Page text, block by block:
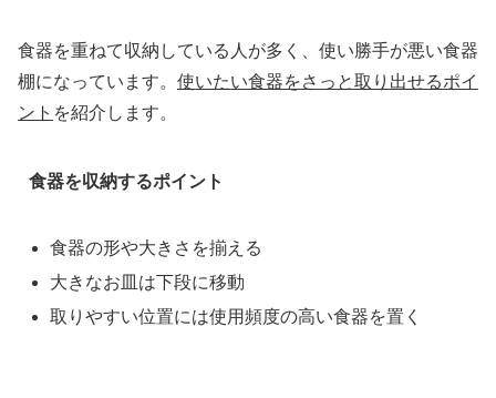
食器を重ねて収納している人が多く、使い勝手が悪い食器
棚になっています。 使いたい食器をさっと取り出せるポイ
ント を紹介します。
食器を収納するポイント
食器の形や大きさを揃える
大きなお皿は下段に移動
取りやすい位置には使用頻度の高い食器を置く